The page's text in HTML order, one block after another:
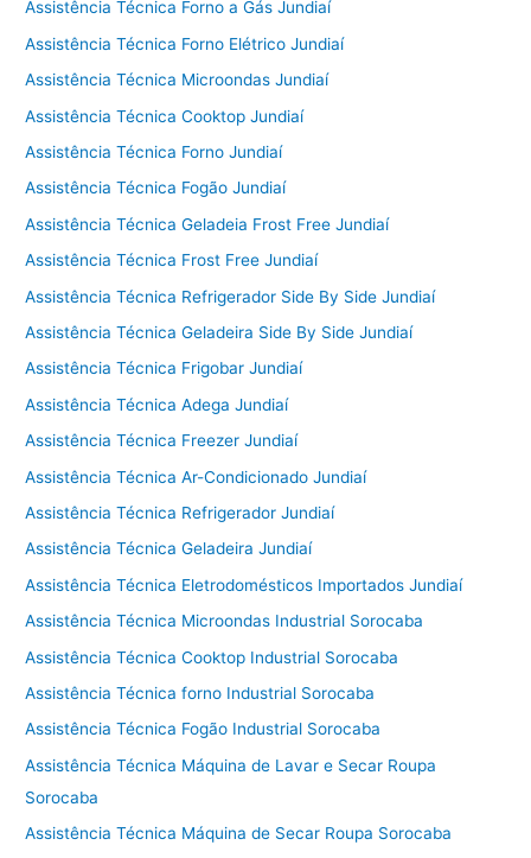
Assistência Técnica Forno a Gás Jundiaí
Assistência Técnica Forno Elétrico Jundiaí
Assistência Técnica Microondas Jundiaí
Assistência Técnica Cooktop Jundiaí
Assistência Técnica Forno Jundiaí
Assistência Técnica Fogão Jundiaí
Assistência Técnica Geladeia Frost Free Jundiaí
Assistência Técnica Frost Free Jundiaí
Assistência Técnica Refrigerador Side By Side Jundiaí
Assistência Técnica Geladeira Side By Side Jundiaí
Assistência Técnica Frigobar Jundiaí
Assistência Técnica Adega Jundiaí
Assistência Técnica Freezer Jundiaí
Assistência Técnica Ar-Condicionado Jundiaí
Assistência Técnica Refrigerador Jundiaí
Assistência Técnica Geladeira Jundiaí
Assistência Técnica Eletrodomésticos Importados Jundiaí
Assistência Técnica Microondas Industrial Sorocaba
Assistência Técnica Cooktop Industrial Sorocaba
Assistência Técnica forno Industrial Sorocaba
Assistência Técnica Fogão Industrial Sorocaba
Assistência Técnica Máquina de Lavar e Secar Roupa
Sorocaba
Assistência Técnica Máquina de Secar Roupa Sorocaba